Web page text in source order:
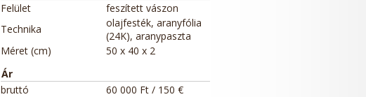
Felület
feszített vászon
Technika
olajfesték, aranyfólia
(24K), aranypaszta
Méret (cm)
50 x 40 x 2
Ár
bruttó
60 000 Ft / 150 €